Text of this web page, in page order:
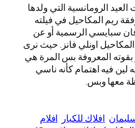
الرومانسية التي ولدها
ريم المكاحيل في فيلته
سبايسي الرسمية أو عن
اونلي فانز. حيث نرى
المعروفة بس المرة هي
فيه اهتمام كأنه ناسي
معها وبس.
افلاك للكبار افلام